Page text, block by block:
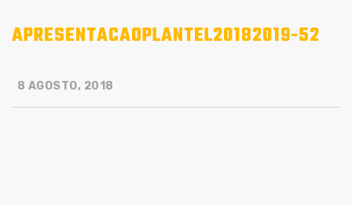
APRESENTACAOPLANTEL20182019-52
8 AGOSTO, 2018